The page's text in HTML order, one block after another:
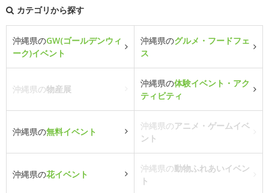
カテゴリから探す
沖縄県のGW(ゴールデンウィ
ーク)イベント
沖縄県のグルメ・フードフェ
ス
沖縄県の物産展
沖縄県の体験イベント・アク
ティビティ
沖縄県の無料イベント
沖縄県のアニメ・ゲームイベ
ント
沖縄県の花イベント
沖縄県の動物ふれあいイベン
ト